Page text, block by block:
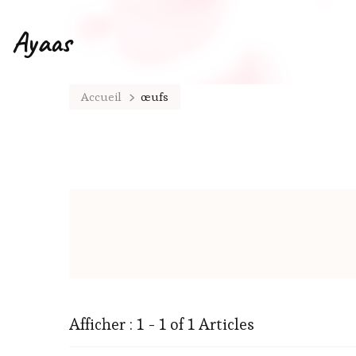
Ayaas
Accueil œufs
Afficher : 1 - 1 of 1 Articles